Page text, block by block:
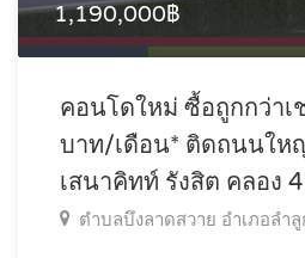
1,190,000฿
คอนโดใหม่ ซื้อถูกกว่าเ
บาท/เดือน* ติดถนนให
เสนาคิทท์ รังสิต คลอง 4
ตำบลบึงลาดสวาย อำเภอลำ